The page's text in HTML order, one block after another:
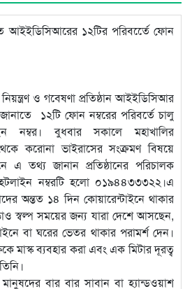
ও গবেষণা প্রতিষ্ঠান আইইডিসিআর
১২টি ফোন নম্বরের পরিবর্তে চালু
নম্বর। বুধবার সকালে মহাখালির
করোনা ভাইরাসের সংক্রমণ বিষয়ে
এ তথ্য জানান প্রতিষ্ঠানের পরিচালক
নম্বরটি হলো ০১৯৪৪৩৩৩২২।এ
অন্তত ১৪ দিন কোয়ারেন্টাইনে থাকার
স্বল্প সময়ের জন্য যারা দেশে আসছেন,
বা ঘরের ভেতর থাকার পরামর্শ দেন।
মাস্ক ব্যবহার করা এবং এক মিটার দূরত্ব
বার বার সাবান বা হ্যান্ডওয়াশ